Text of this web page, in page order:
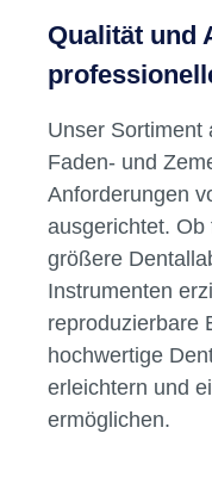
Qualität und
Unser Sortiment
Faden- und
Anforderungen
ausgerichtet.
größere
Instrumenten
reproduzierbare
hochwertige
erleichtern und
ermöglichen.